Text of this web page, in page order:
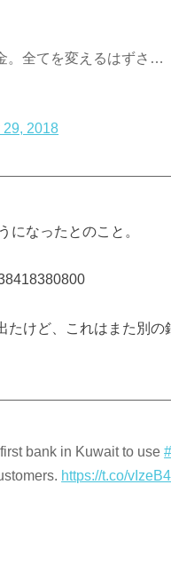
。全てを変えるはずさ…
29, 2018
になったとのこと。
けど、これはまた別の
bank in Kuwait to use
https://t.co/